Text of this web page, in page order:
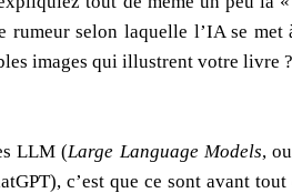
rumeur selon laquelle l’IA se
images qui illustrent votre livre ?
LLM (Large Language Models,
c’est que ce sont avant